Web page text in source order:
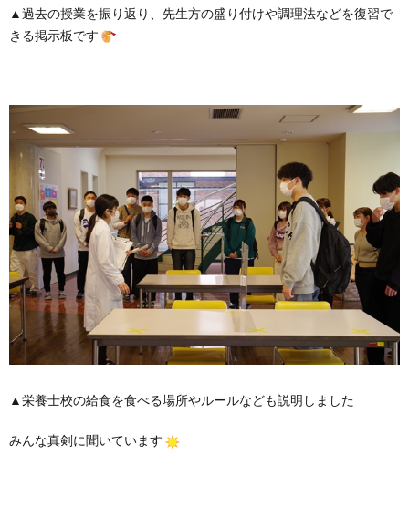
▲過去の授業を振り返り、先生方の盛り付けや調理法などを復習で
きる掲示板です
▲栄養士校の給食を食べる場所やルールなども説明しました
みんな真剣に聞いています